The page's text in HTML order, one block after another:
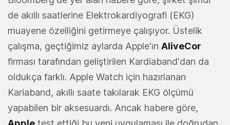
de akıllı saatlerine Elektrokardiyografi (EKG)
muayene özelliğini getirmeye çalışıyor. Üstelik
çalışma, geçtiğimiz aylarda Apple'ın AliveCor
firması tarafından geliştirilen Kardiaband'dan da
oldukça farklı. Apple Watch için hazırlanan
Kariaband, akıllı saate takılarak EKG ölçümü
yapabilen bir aksesuardı. Ancak habere göre,